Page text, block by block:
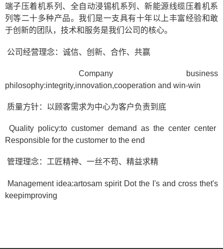
端子压着机系列、全自动浸锡机系列、新能源线缆压着机系
列等二十多种产品。我们是一支具有十年以上丰富经验和敢
于创新的团队，技术和服务是我们公司的核心。
公司经营理念：诚信、创新、合作、共赢
Company business
philosophy:integrity,innovation,cooperation and win-win
质量方针：以顾客需求为中心为客户负责到底
Quality policy:to customer demand as the center center
Responsible for the customer to the end
管理理念：工匠精神、一丝不苟、精益求精
Management idea:artosam spirit Dot the I's and cross thet's
keepimproving